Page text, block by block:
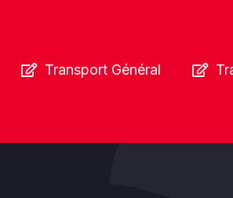
Transport Général